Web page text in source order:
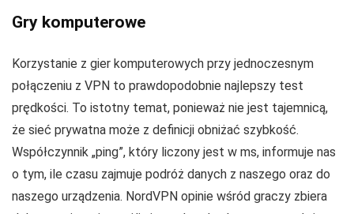
Gry komputerowe
Korzystanie z gier komputerowych przy jednoczesnym
połączeniu z VPN to prawdopodobnie najlepszy test
prędkości. To istotny temat, ponieważ nie jest tajemnicą,
że sieć prywatna może z definicji obniżać szybkość.
Współczynnik „ping”, który liczony jest w ms, informuje nas
o tym, ile czasu zajmuje podróż danych z naszego oraz do
naszego urządzenia. NordVPN opinie wśród graczy zbiera